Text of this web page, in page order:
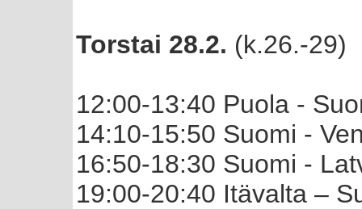
Torstai 28.2. (k.26.-29)
12:00-13:40 Puola -
14:10-15:50 Suomi -
16:50-18:30 Suomi -
19:00-20:40 Itävalta –